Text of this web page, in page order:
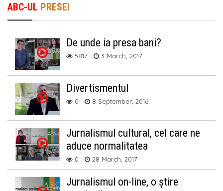
ABC-UL PRESEI
De unde ia presa bani?
5817 3 March, 2017
Divertismentul
0 8 September, 2016
Jurnalismul cultural, cel care ne
aduce normalitatea
0 28 March, 2017
Jurnalismul on-line, o știre